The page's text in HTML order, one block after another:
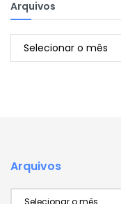
Arquivos
Arquivos
Arquivos
Arquivos